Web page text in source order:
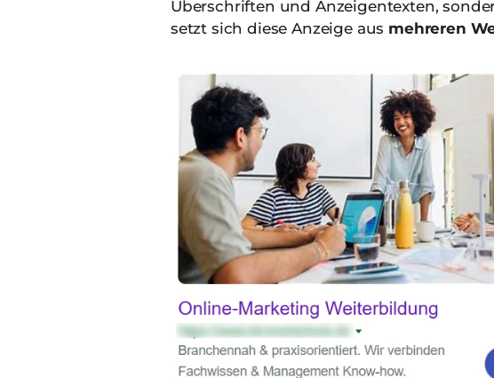
Überschriften und Anzeigentexten,
setzt sich diese Anzeige aus mehreren